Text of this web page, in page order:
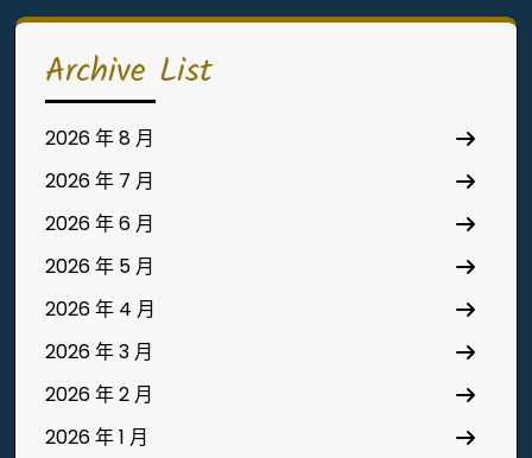
Archive List
2026 年 8 月
2026 年 7 月
2026 年 6 月
2026 年 5 月
2026 年 4 月
2026 年 3 月
2026 年 2 月
2026 年 1 月